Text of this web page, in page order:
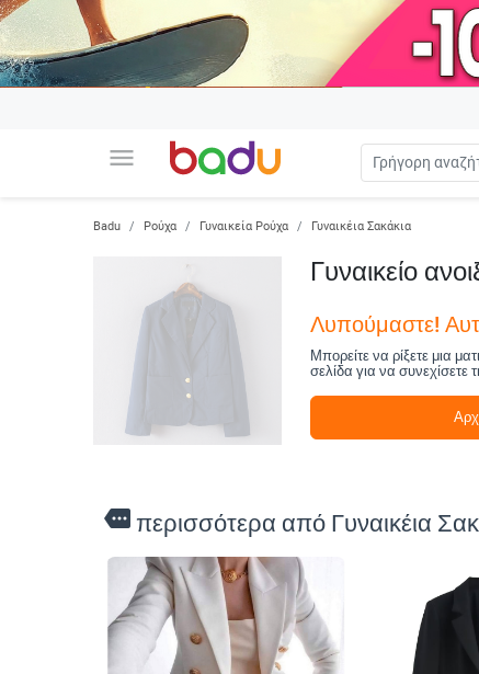
menu
Badu Ρούχα Γυναικεία Ρούχα Γυναικέια Σακάκια
Γυναικείο
Λυπούμαστε!
Μπορείτε να ρίξετε μια
σελίδα για να συνεχίσετε
more περισσότερα από Γυναικέια